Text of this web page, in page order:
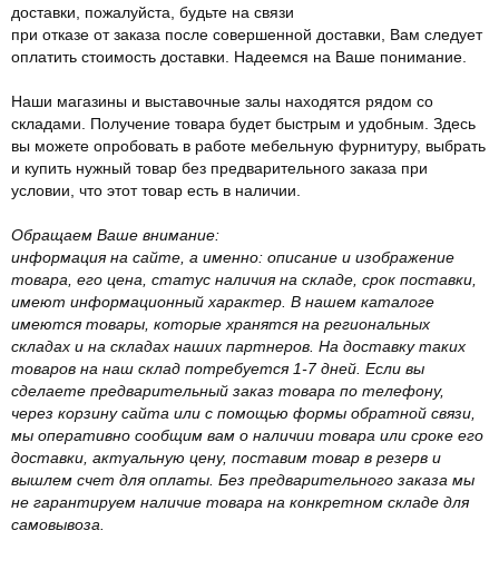
доставки, пожалуйста, будьте на связи
при отказе от заказа после совершенной доставки, Вам следует
оплатить стоимость доставки. Надеемся на Ваше понимание.
Наши магазины и выставочные залы находятся рядом со
складами. Получение товара будет быстрым и удобным. Здесь
вы можете опробовать в работе мебельную фурнитуру, выбрать
и купить нужный товар без предварительного заказа при
условии, что этот товар есть в наличии.
Обращаем Ваше внимание:
информация на сайте, а именно: описание и изображение
товара, его цена, статус наличия на складе, срок поставки,
имеют информационный характер. В нашем каталоге
имеются товары, которые хранятся на региональных
складах и на складах наших партнеров. На доставку таких
товаров на наш склад потребуется 1-7 дней. Если вы
сделаете предварительный заказ товара по телефону,
через корзину сайта или с помощью формы обратной связи,
мы оперативно сообщим вам о наличии товара или сроке его
доставки, актуальную цену, поставим товар в резерв и
вышлем счет для оплаты. Без предварительного заказа мы
не гарантируем наличие товара на конкретном складе для
самовывоза.